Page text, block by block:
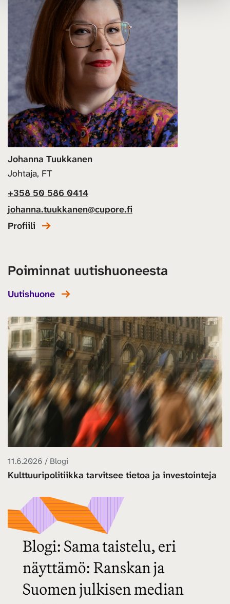
Johanna Tuukkanen
Johtaja, FT
+358 50 586 0414
johanna.tuukkanen@cupore.fi
Profiili
Poiminnat uutishuoneesta
Uutishuone
11.6.2026 / Blogi
Kulttuuripolitiikka tarvitsee tietoa ja investointeja